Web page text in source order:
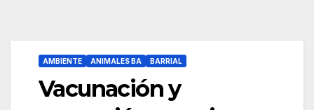
AMBIENTE ANIMALES BA BARRIAL
Vacunación y